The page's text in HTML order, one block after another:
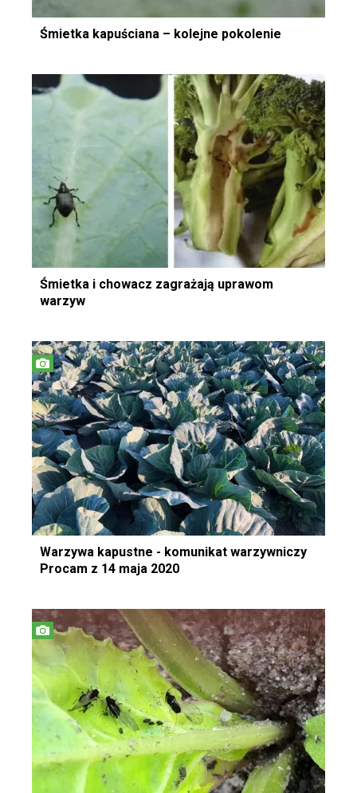
Śmietka kapuściana – kolejne pokolenie
Śmietka i chowacz zagrażają uprawom
warzyw
Warzywa kapustne - komunikat warzywniczy
Procam z 14 maja 2020